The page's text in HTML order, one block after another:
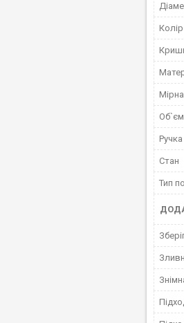
Колір
Об`єм
Ручка
Стан
Тип